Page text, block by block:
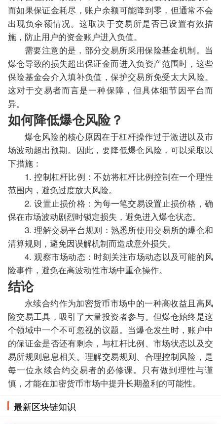
而如果保证金耗尽，账户余额可能降到零，但通常不会
出现负余额情况。这取决于交易所是否已设置有效措
施，防止用户的资金账户进入负值。
需要注意的是，部分交易所采用保险基金机制。当
爆仓导致的损失超出保证金而进入负资产范围时，这些
保险基金会介入填补负值，保护交易所免受太大风险。
这对于交易者而言是一种保障，但具体细节因平台而
异。
如何降低爆仓风险？
爆仓风险的核心原因在于杠杆操作过于激进以及市
场波动超出预期。因此，要降低爆仓风险，可以采取以
下措施：
1. 控制杠杆比例：不妨将杠杆比例控制在一个理性
范围内，避免过度放大风险。
2. 设置止损价格：为每一笔交易设置止损价格，确
保在市场波动剧烈时锁定损失，避免进入爆仓状态。
3. 理解交易平台规则：熟悉所使用交易所的爆仓和
清算规则，避免因误解机制而造成意外损失。
4. 观察市场动态：时刻关注市场动态以及可能的风
险事件，避免在高波动性市场中重仓操作。
结论
永续合约作为加密货币市场中的一种高收益且高风
险交易工具，吸引了大量投资者参与。但爆仓始终是这
个领域中一个不可忽视的议题。当爆仓发生时，账户中
的保证金是否还有剩余，与杠杆比例、市场状态以及交
易所规则息息相关。理解交易规则、合理控制风险，是
每一位永续合约交易者的必修课。只有做到理性与谨
慎，才能在加密货币市场中提升长期盈利的可能性。
最新区块链知识